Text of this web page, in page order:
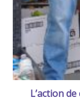
L’action